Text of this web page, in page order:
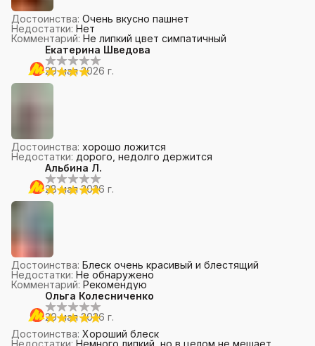
Достоинства: Очень вкусно пашнет
Недостатки: Нет
Комментарий: Не липкий цвет симпатичный
Екатерина Шведова
29 мая 2026 г.
Достоинства: хорошо ложится
Недостатки: дорого, недолго держится
Альбина Л.
28 мая 2026 г.
Достоинства: Блеск очень красивый и блестящий
Недостатки: Не обнаружено
Комментарий: Рекомендую
Ольга Колесниченко
20 мая 2026 г.
Достоинства: Хороший блеск
Недостатки: Немного липкий, но в целом не мешает